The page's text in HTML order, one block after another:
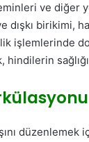
ve diğer
birikimi,
işlemlerinde
düzenlemek